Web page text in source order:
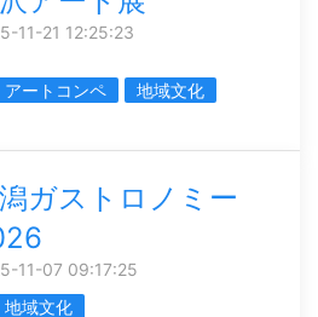
11-21 12:25:23
アートコンペ
地域文化
ガストロノミー
11-07 09:17:25
地域文化